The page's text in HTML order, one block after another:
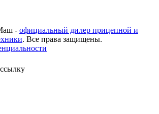
- официальный дилер прицепной и
. Все права защищены.